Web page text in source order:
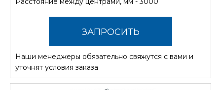
ЗАПРОСИТЬ
СТОИМОСТЬ
Наши менеджеры обязательно свяжутся с вами и
уточнят условия заказа